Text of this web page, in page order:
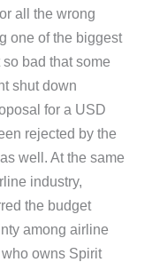
all the wrong
one of the biggest
bad that some
shut down
for a USD
rejected by the
well. At the same
industry,
the budget
among airline
who owns Spirit